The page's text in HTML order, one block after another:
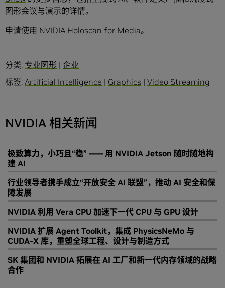
图形会议与演示的详情。
申请使用 NVIDIA Holoscan for Media。
分类: 专业图形 | 企业
标签: Artificial Intelligence | Graphics | Video Streaming
NVIDIA 相关新闻
极致算力，小巧且“稳” —— 用 NVIDIA Jetson 随时随地构
建 AI
行业领导者携手成立“开放安全 AI 联盟”，推动 AI 安全和保
障发展
NVIDIA 利用 Vera CPU 加速下一代 CPU 与 GPU 设计
NVIDIA 扩展 Agent Toolkit，集成 PhysicsNeMo 与
CUDA-X 库，重塑全球工程、设计与制造方式
SK 集团和 NVIDIA 拓展在 AI 工厂和新一代内存领域的战略
合作